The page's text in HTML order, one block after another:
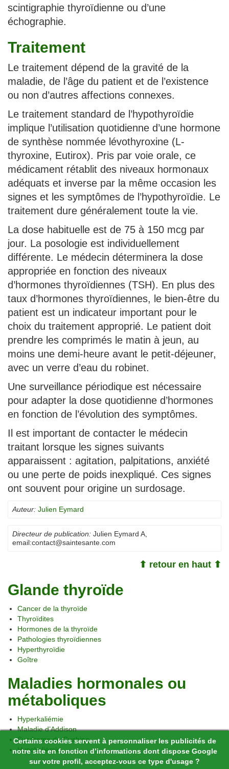
Certains cookies servent à personnaliser les publicités de
notre site en fonction d’informations dont dispose Google
sur votre profil, acceptez-vous ce type d'usage ?
scintigraphie thyroïdienne ou d’une
échographie.
Traitement
Le traitement dépend de la gravité de la
maladie, de l’âge du patient et de l’existence
ou non d’autres affections connexes.
Le traitement standard de l’hypothyroïdie
implique l’utilisation quotidienne d’une hormone
de synthèse nommée lévothyroxine (L-
thyroxine, Eutirox). Pris par voie orale, ce
médicament rétablit des niveaux hormonaux
adéquats et inverse par la même occasion les
signes et les symptômes de l’hypothyroïdie. Le
traitement dure généralement toute la vie.
La dose habituelle est de 75 à 150 mcg par
jour. La posologie est individuellement
différente. Le médecin déterminera la dose
appropriée en fonction des niveaux
d’hormones thyroïdiennes (TSH). En plus des
taux d’hormones thyroïdiennes, le bien-être du
patient est un indicateur important pour le
choix du traitement approprié. Le patient doit
prendre les comprimés le matin à jeun, au
moins une demi-heure avant le petit-déjeuner,
avec un verre d’eau du robinet.
Une surveillance périodique est nécessaire
pour adapter la dose quotidienne d’hormones
en fonction de l’évolution des symptômes.
Il est important de contacter le médecin
traitant lorsque les signes suivants
apparaissent : agitation, palpitations, anxiété
ou une perte de poids inexpliqué. Ces signes
ont souvent pour origine un surdosage.
Auteur: Julien Eymard
Directeur de publication: Julien Eymard A
email:contact@saintesante.com
⬆ retour en haut ⬆
Glande thyroïde
Cancer de la thyroïde
Thyroïdites
Hormones de la thyroïde
Pathologies thyroïdiennes
Hyperthyroïdie
Goître
Maladies hormonales ou
métaboliques
Hyperkaliémie
Maladie d’Addison
Syndrome de Cushing
Hypokaliémie